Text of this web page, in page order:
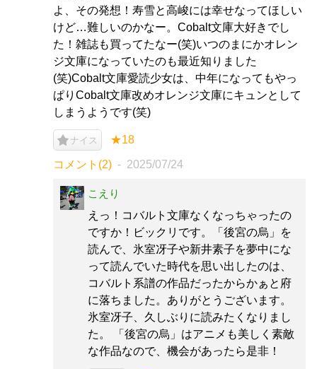
よ、その発想！寿雪と高峻には幸せなってほしい
けど…難しいのかなー。Cobalt文庫大好きでし
た！雑誌も買ってたなー(笑)いつのまにかオレン
ジ文庫になっていたのも最近知りました
(笑)Cobalt文庫愛読少女は、中年になってもやっ
ぱりCobalt文庫改めオレンジ文庫にキュンとして
しまうようです(笑)
ナイス ★18
コメント(2) 2025/07/24
こえり
えっ！コバルト文庫なくなっちゃったの
ですか！ビックリです。「後宮の烏」を
読んで、氷室冴子や新井素子を夢中にな
って読んでいた時代を思い出したのは、
コバルト系譜の作品だったからかぁと府
に落ちました。ありがとうございます。
氷室冴子、久しぶりに読みたくなりまし
た。 「後宮の烏」はアニメも美しく素敵
な作品なので、機会があったら是非！